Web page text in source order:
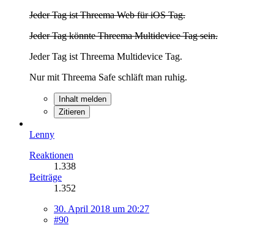
Jeder Tag ist Threema Web für iOS Tag.
Jeder Tag könnte Threema Multidevice Tag sein.
Jeder Tag ist Threema Multidevice Tag.
Nur mit Threema Safe schläft man ruhig.
Inhalt melden
Zitieren
Lenny
Reaktionen
1.338
Beiträge
1.352
30. April 2018 um 20:27
#90